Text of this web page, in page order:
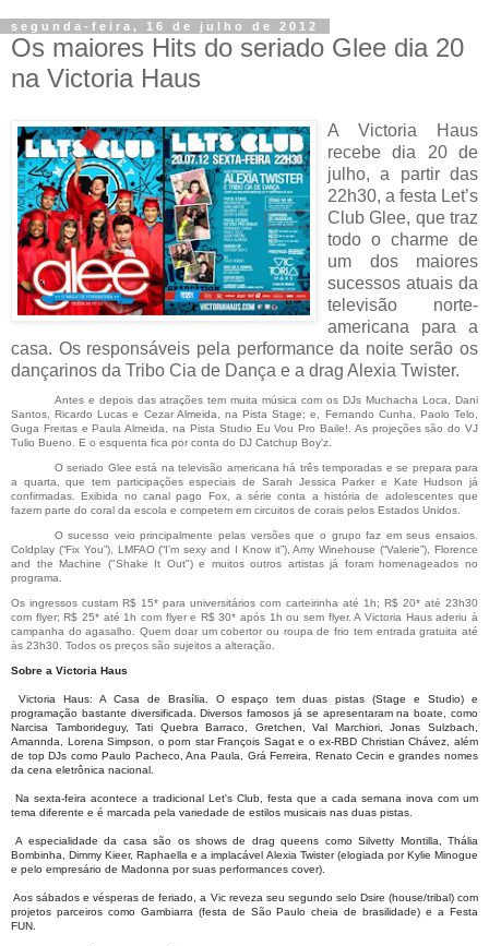
segunda-feira, 16 de julho de 2012
Os maiores Hits do seriado Glee dia 20
na Victoria Haus
A Victoria Haus
recebe dia 20 de
julho, a partir das
22h30, a festa Let’s
Club Glee, que traz
todo o charme de
um dos maiores
sucessos atuais da
televisão norte-
americana para a
casa. Os responsáveis pela performance da noite serão os
dançarinos da Tribo Cia de Dança e a drag Alexia Twister.
Antes e depois das atrações tem muita música com os DJs Muchacha Loca, Dani
Santos, Ricardo Lucas e Cezar Almeida, na Pista Stage; e, Fernando Cunha, Paolo Telo,
Guga Freitas e Paula Almeida, na Pista Studio Eu Vou Pro Baile!. As projeções são do VJ
Tulio Bueno. E o esquenta fica por conta do DJ Catchup Boy'z.
O seriado Glee está na televisão americana há três temporadas e se prepara para
a quarta, que tem participações especiais de Sarah Jessica Parker e Kate Hudson já
confirmadas. Exibida no canal pago Fox, a série conta a história de adolescentes que
fazem parte do coral da escola e competem em circuitos de corais pelos Estados Unidos.
O sucesso veio principalmente pelas versões que o grupo faz em seus ensaios.
Coldplay (“Fix You”), LMFAO (“I’m sexy and I Know it”), Amy Winehouse (“Valerie”), Florence
and the Machine ("Shake It Out") e muitos outros artistas já foram homenageados no
programa.
Os ingressos custam R$ 15* para universitários com carteirinha até 1h; R$ 20* até 23h30
com flyer; R$ 25* até 1h com flyer e R$ 30* após 1h ou sem flyer. A Victoria Haus aderiu à
campanha do agasalho. Quem doar um cobertor ou roupa de frio tem entrada gratuita até
às 23h30. Todos os preços são sujeitos a alteração.
Sobre a Victoria Haus
Victoria Haus: A Casa de Brasília. O espaço tem duas pistas (Stage e Studio) e
programação bastante diversificada. Diversos famosos já se apresentaram na boate, como
Narcisa Tamborideguy, Tati Quebra Barraco, Gretchen, Val Marchiori, Jonas Sulzbach,
Amannda, Lorena Simpson, o porn star François Sagat e o ex-RBD Christian Chávez, além
de top DJs como Paulo Pacheco, Ana Paula, Grá Ferreira, Renato Cecin e grandes nomes
da cena eletrônica nacional.
Na sexta-feira acontece a tradicional Let's Club, festa que a cada semana inova com um
tema diferente e é marcada pela variedade de estilos musicais nas duas pistas.
A especialidade da casa são os shows de drag queens como Silvetty Montilla, Thália
Bombinha, Dimmy Kieer, Raphaella e a implacável Alexia Twister (elogiada por Kylie Minogue
e pelo empresário de Madonna por suas performances cover).
Aos sábados e vésperas de feriado, a Vic reveza seu segundo selo Dsire (house/tribal) com
projetos parceiros como Gambiarra (festa de São Paulo cheia de brasilidade) e a Festa
FUN.